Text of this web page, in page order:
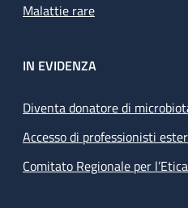
Malattie rare
IN EVIDENZA
Diventa donatore di
Accesso di professionisti
Comitato Regionale per